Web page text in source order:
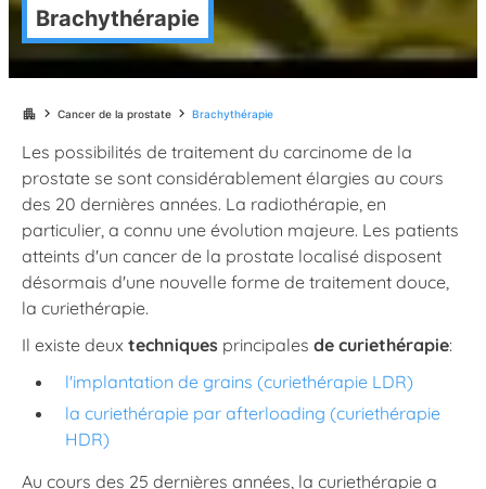
Brachythérapie
apartment chevron_right Cancer de la prostate chevron_right Brachythérapie
Les possibilités de traitement du carcinome de la
prostate se sont considérablement élargies au cours
des 20 dernières années. La radiothérapie, en
particulier, a connu une évolution majeure. Les patients
atteints d'un cancer de la prostate localisé disposent
désormais d'une nouvelle forme de traitement douce,
la curiethérapie.
Il existe deux techniques principales de curiethérapie:
l'implantation de grains (curiethérapie LDR)
la curiethérapie par afterloading (curiethérapie
HDR)
Au cours des 25 dernières années, la curiethérapie a